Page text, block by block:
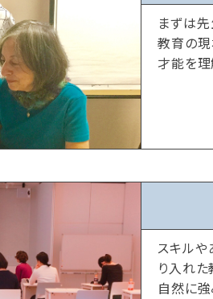
まずは
教育の現
才能を理
スキルや
り入れ
自然に強